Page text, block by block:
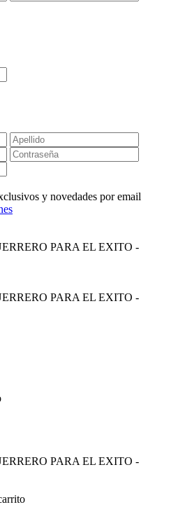
y novedades por email